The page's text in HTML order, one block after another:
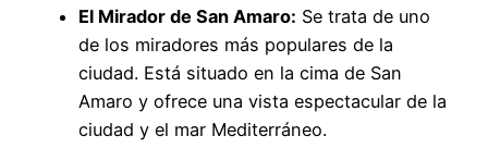
El Mirador de San Amaro: Se trata de uno
de los miradores más populares de la
ciudad. Está situado en la cima de San
Amaro y ofrece una vista espectacular de la
ciudad y el mar Mediterráneo.